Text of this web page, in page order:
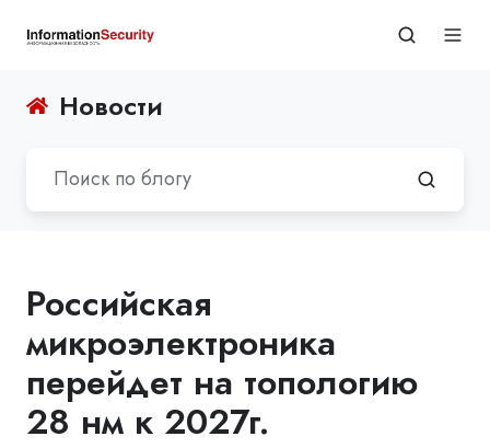
Новости
Российская
микроэлектроника
перейдет на топологию
28 нм к 2027г.